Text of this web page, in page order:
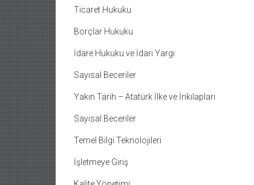
Ticaret Hukuku
Borçlar Hukuku
İdare Hukuku ve İdari Yargı
Sayısal Beceriler
Yakın Tarih – Atatürk İlke ve İnkılapları
Sayısal Beceriler
Temel Bilgi Teknolojileri
İşletmeye Giriş